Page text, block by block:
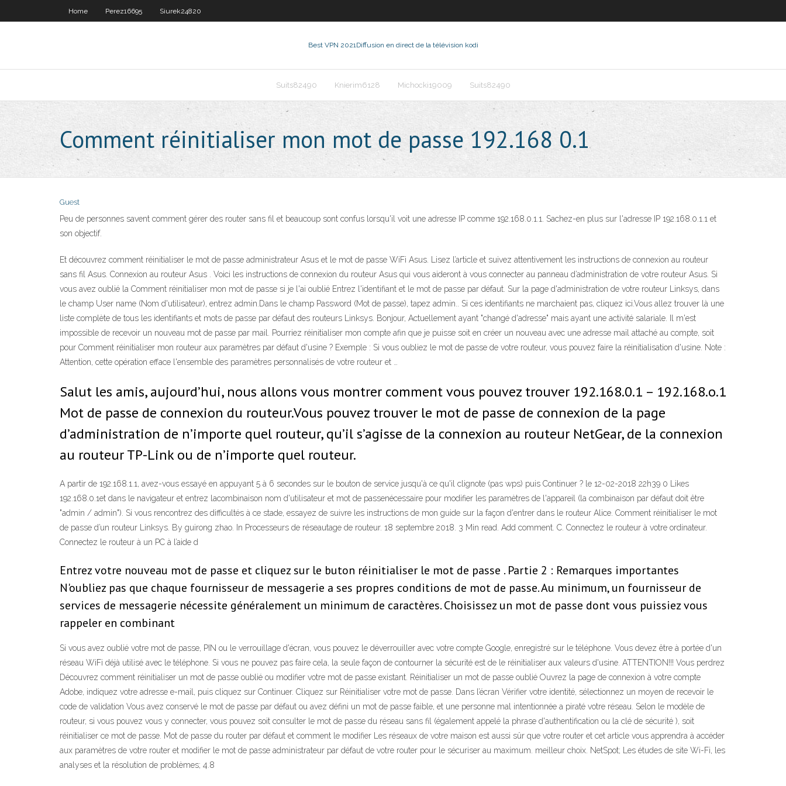
Home Perez16695 Siurek24820
Best VPN 2021Diffusion en direct de la télévision kodi
Suits82490 Knierim6128 Michocki19009 Suits82490
Comment réinitialiser mon mot de passe 192.168 0.1
Guest
Peu de personnes savent comment gérer des router sans fil et beaucoup sont confus lorsqu'il voit une adresse IP comme 192.168.0.1.1. Sachez-en plus sur l'adresse IP 192.168.0.1.1 et
son objectif.
Et découvrez comment réinitialiser le mot de passe administrateur Asus et le mot de passe WiFi Asus. Lisez l’article et suivez attentivement les instructions de connexion au routeur
sans fil Asus. Connexion au routeur Asus . Voici les instructions de connexion du routeur Asus qui vous aideront à vous connecter au panneau d’administration de votre routeur Asus. Si
vous avez oublié la Comment réinitialiser mon mot de passe si je l'ai oublié Entrez l'identifiant et le mot de passe par défaut. Sur la page d'administration de votre routeur Linksys, dans
le champ User name (Nom d'utilisateur), entrez admin.Dans le champ Password (Mot de passe), tapez admin.. Si ces identifiants ne marchaient pas, cliquez ici.Vous allez trouver là une
liste complète de tous les identifiants et mots de passe par défaut des routeurs Linksys. Bonjour, Actuellement ayant "changé d'adresse" mais ayant une activité salariale. Il m'est
impossible de recevoir un nouveau mot de passe par mail. Pourriez réinitialiser mon compte afin que je puisse soit en créer un nouveau avec une adresse mail attaché au compte, soit
pour Comment réinitialiser mon routeur aux paramètres par défaut d'usine ? Exemple : Si vous oubliez le mot de passe de votre routeur, vous pouvez faire la réinitialisation d'usine. Note :
Attention, cette opération efface l'ensemble des paramètres personnalisés de votre routeur et …
Salut les amis, aujourd’hui, nous allons vous montrer comment vous pouvez trouver 192.168.0.1 – 192.168.o.1
Mot de passe de connexion du routeur.Vous pouvez trouver le mot de passe de connexion de la page
d’administration de n’importe quel routeur, qu’il s’agisse de la connexion au routeur NetGear, de la connexion
au routeur TP-Link ou de n’importe quel routeur.
A partir de 192.168.1.1, avez-vous essayé en appuyant 5 à 6 secondes sur le bouton de service jusqu'à ce qu'il clignote (pas wps) puis Continuer ? le ‎12-02-2018 22h39 0 Likes
192.168.0.1et dans le navigateur et entrez lacombinaison nom d'utilisateur et mot de passenécessaire pour modifier les paramètres de l'appareil (la combinaison par défaut doit être
"admin / admin"). Si vous rencontrez des difficultés à ce stade, essayez de suivre les instructions de mon guide sur la façon d'entrer dans le routeur Alice. Comment réinitialiser le mot
de passe d’un routeur Linksys. By guirong zhao. In Processeurs de réseautage de routeur. 18 septembre 2018. 3 Min read. Add comment. C. Connectez le routeur à votre ordinateur.
Connectez le routeur à un PC à l’aide d
Entrez votre nouveau mot de passe et cliquez sur le buton réinitialiser le mot de passe . Partie 2 : Remarques importantes
N'oubliez pas que chaque fournisseur de messagerie a ses propres conditions de mot de passe. Au minimum, un fournisseur de
services de messagerie nécessite généralement un minimum de caractères. Choisissez un mot de passe dont vous puissiez vous
rappeler en combinant
Si vous avez oublié votre mot de passe, PIN ou le verrouillage d'écran, vous pouvez le déverrouiller avec votre compte Google, enregistré sur le téléphone. Vous devez être à portée d'un
réseau WiFi déjà utilisé avec le téléphone. Si vous ne pouvez pas faire cela, la seule façon de contourner la sécurité est de le réinitialiser aux valeurs d'usine. ATTENTION!!! Vous perdrez
Découvrez comment réinitialiser un mot de passe oublié ou modifier votre mot de passe existant. Réinitialiser un mot de passe oublié Ouvrez la page de connexion à votre compte
Adobe, indiquez votre adresse e-mail, puis cliquez sur Continuer. Cliquez sur Réinitialiser votre mot de passe. Dans l’écran Vérifier votre identité, sélectionnez un moyen de recevoir le
code de validation Vous avez conservé le mot de passe par défaut ou avez défini un mot de passe faible, et une personne mal intentionnée a piraté votre réseau. Selon le modèle de
routeur, si vous pouvez vous y connecter, vous pouvez soit consulter le mot de passe du réseau sans fil (également appelé la phrase d'authentification ou la clé de sécurité ), soit
réinitialiser ce mot de passe. Mot de passe du router par défaut et comment le modifier Les réseaux de votre maison est aussi sûr que votre router et cet article vous apprendra à accéder
aux paramètres de votre router et modifier le mot de passe administrateur par défaut de votre router pour le sécuriser au maximum. meilleur choix. NetSpot; Les études de site Wi-Fi, les
analyses et la résolution de problèmes; 4.8